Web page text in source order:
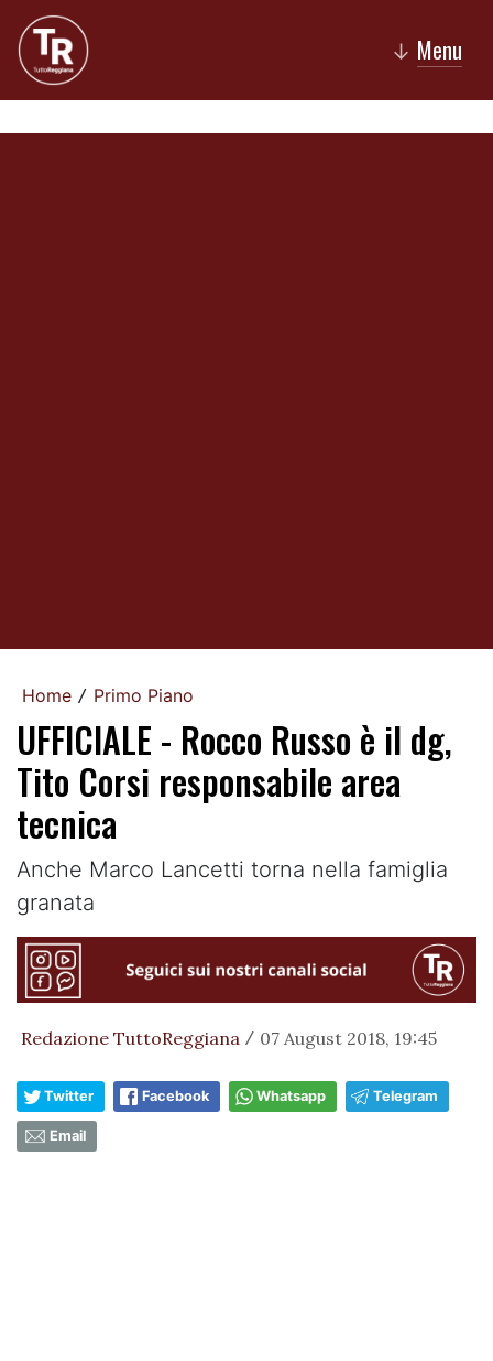
↓ Menu
Home / Primo Piano
UFFICIALE - Rocco Russo è il dg,
Tito Corsi responsabile area
tecnica
Anche Marco Lancetti torna nella famiglia
granata
Redazione TuttoReggiana / 07 August 2018, 19:45
Twitter Facebook Whatsapp Telegram
Email